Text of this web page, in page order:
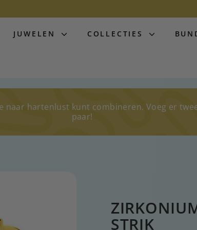
JUWELEN COLLECTIES
hartenlust kunt combineren. Voeg er
paar!
STRIK